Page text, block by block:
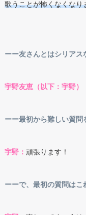
歌うことが怖くなくなり
ーー友さんとはシリアス
宇野友恵（以下：宇野）
ーー最初から難しい質問
宇野： 頑張ります！
ーーで、最初の質問は